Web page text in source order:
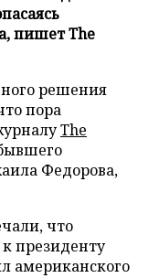
пишет The
решения
пора
The
Федорова,
что
президенту
американского